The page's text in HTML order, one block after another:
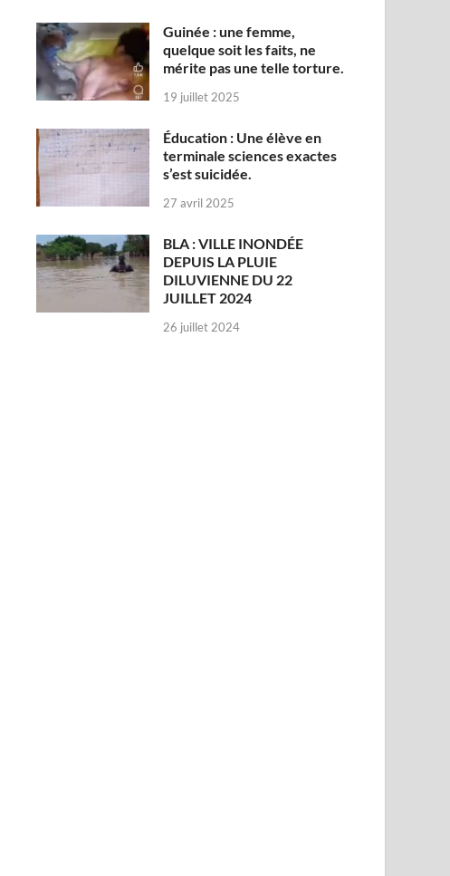
Guinée : une femme,
quelque soit les faits, ne
mérite pas une telle torture.
19 juillet 2025
Éducation : Une élève en
terminale sciences exactes
s’est suicidée.
27 avril 2025
BLA : VILLE INONDÉE
DEPUIS LA PLUIE
DILUVIENNE DU 22
JUILLET 2024
26 juillet 2024